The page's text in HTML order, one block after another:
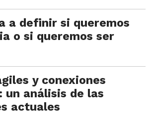
a definir si queremos
o si queremos ser
y conexiones
un análisis de las
actuales